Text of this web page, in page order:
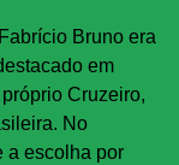
Bruno era
em
Cruzeiro,
No
a escolha por